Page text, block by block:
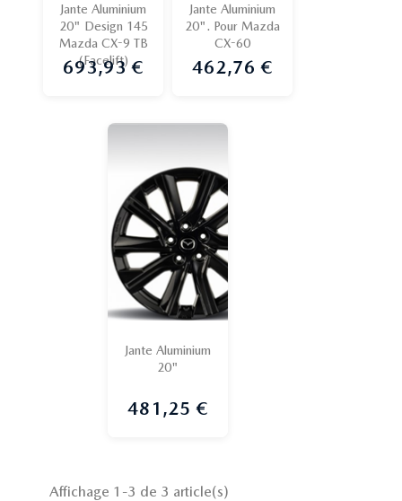
Jante Aluminium
20" Design 145
Mazda CX-9 TB
(Facelift)
Prix
693,93 €
Jante Aluminium
20". Pour Mazda
CX-60
Prix
462,76 €
Jante Aluminium
20"
Prix
481,25 €
Affichage 1-3 de 3 article(s)